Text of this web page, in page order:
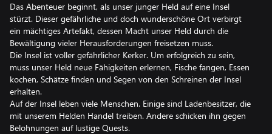
Das Abenteuer beginnt, als unser junger Held auf eine Insel
stürzt. Dieser gefährliche und doch wunderschöne Ort verbirgt
ein mächtiges Artefakt, dessen Macht unser Held durch die
Bewältigung vieler Herausforderungen freisetzen muss.
Die Insel ist voller gefährlicher Kerker. Um erfolgreich zu sein,
muss unser Held neue Fähigkeiten erlernen, Fische fangen, Essen
kochen, Schätze finden und Segen von den Schreinen der Insel
erhalten.
Auf der Insel leben viele Menschen. Einige sind Ladenbesitzer, die
mit unserem Helden Handel treiben. Andere schicken ihn gegen
Belohnungen auf lustige Quests.